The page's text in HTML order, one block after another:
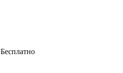
Бесплатно